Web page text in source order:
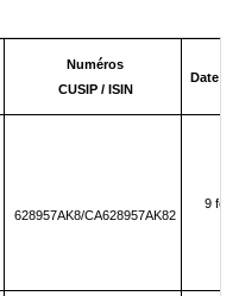
Numéros
CUSIP / ISIN
Date
628957AK8/CA628957AK82
9